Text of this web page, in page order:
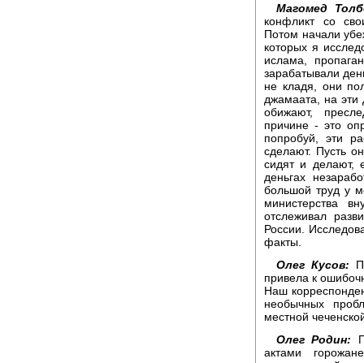
Магомед
конфликт со
Потом начали
которых я
ислама,
зарабатывали
не кладя, они
джамаата, на эти
обижают,
причине - это
попробуй, эти
сделают. Пусть
сидят и делают,
деньгах
большой труд у
министерства
отслеживал
России.
факты.
Олег Кусов:
привела к
Наш
необычных
местной
Олег Родин:
актами